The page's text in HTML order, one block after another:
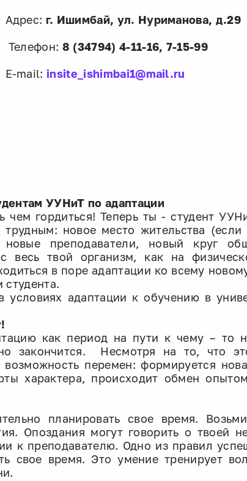
Адрес: г. Ишимбай, ул. Нуриманова, д.29
Телефон: 8 (34794) 4-11-16, 7-15-99
E-mail: insite_ishimbai1@mail.ru
УУНиТ по адаптации
чем гордиться! Теперь ты - студент
трудным: новое место жительства
преподаватели, новый круг
весь твой организм, как на
в поре адаптации ко всему
адаптации к обучению в
как период на пути к чему – то
закончится. Несмотря на то, что
перемен: формируется
характера, происходит обмен
планировать свое время.
Опоздания могут говорить о твоей
к преподавателю. Одно из правил
свое время. Это умение тренирует